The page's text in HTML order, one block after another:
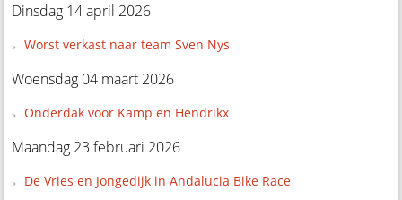
Dinsdag 14 april 2026
Worst verkast naar team Sven Nys
Woensdag 04 maart 2026
Onderdak voor Kamp en Hendrikx
Maandag 23 februari 2026
De Vries en Jongedijk in Andalucia Bike Race